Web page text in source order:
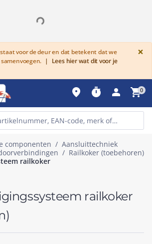
voor de deur en dat betekent dat we
|
Lees hier wat dit voor je
×
place timer person shopping_cart0
componenten
Aansluittechniek
Railkoker (toebehoren)
railkoker
railkoker